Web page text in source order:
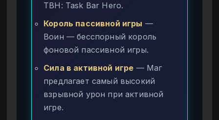
TBH: Task Bar Hero.
Король пассивной игры —
Воин — бесспорный король
фоновой пассивной игры.
Сила в активной игре — Маг
предлагает самый высокий
взрывной урон при активной
игре.